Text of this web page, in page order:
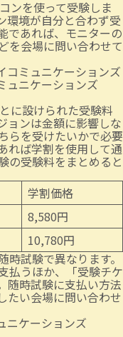
ンを使って受験しま
環境が自分と合わず受
であれば、モニターの
を会場に問い合わせて
コミュニケーションズ
ュニケーションズ
に設けられた受験料
ョンは金額に影響しな
らを受けたいかで必要
れば学割を使用して通
の受験料をまとめると
学割価格
8,580円
10,780円
試験で異なります。
払うほか、「受験チケ
随時試験に支払い方法
たい会場に問い合わせ
ニケーションズ